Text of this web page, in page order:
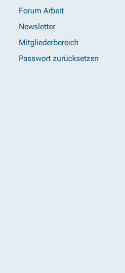
Forum Arbeit
Newsletter
Mitgliederbereich
Passwort zurücksetzen